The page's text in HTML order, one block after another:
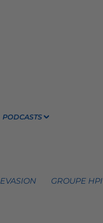
PODCASTS
GROUPE HPI